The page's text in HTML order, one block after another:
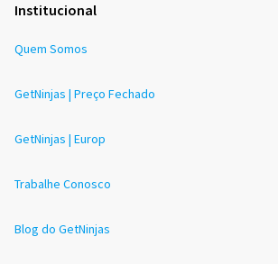
Institucional
Quem Somos
GetNinjas | Preço Fechado
GetNinjas | Europ
Trabalhe Conosco
Blog do GetNinjas